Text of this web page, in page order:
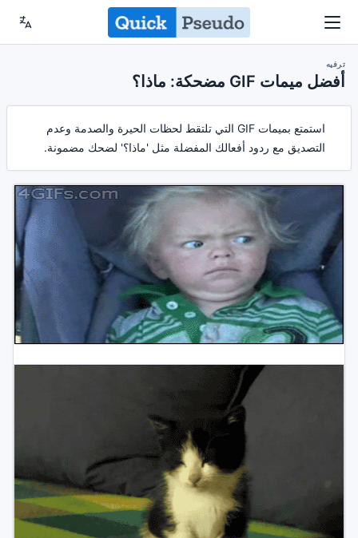
ترفيه
أفضل ميمات GIF مضحكة: ماذا؟
استمتع بميمات GIF التي تلتقط لحظات الحيرة والصدمة وعدم
التصديق مع ردود أفعالك المفضلة مثل 'ماذا؟' لضحك مضمونة.